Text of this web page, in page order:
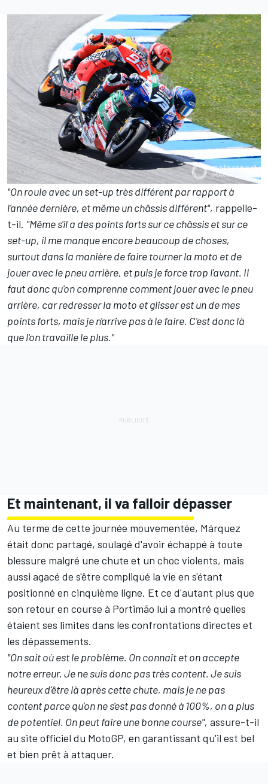
"On roule avec un set-up très différent par rapport à
l'année dernière, et même un châssis différent", rappelle-
t-il. "Même s'il a des points forts sur ce châssis et sur ce
set-up, il me manque encore beaucoup de choses,
surtout dans la manière de faire tourner la moto et de
jouer avec le pneu arrière, et puis je force trop l'avant. Il
faut donc qu'on comprenne comment jouer avec le pneu
arrière, car redresser la moto et glisser est un de mes
points forts, mais je n'arrive pas à le faire. C'est donc là
que l'on travaille le plus."
Et maintenant, il va falloir dépasser
Au terme de cette journée mouvementée, Márquez
était donc partagé, soulagé d'avoir échappé à toute
blessure malgré une chute et un choc violents, mais
aussi agacé de s'être compliqué la vie en s'étant
positionné en cinquième ligne. Et ce d'autant plus que
son retour en course à Portimão lui a montré quelles
étaient ses limites dans les confrontations directes et
les dépassements.
"On sait où est le problème. On connaît et on accepte
notre erreur. Je ne suis donc pas très content. Je suis
heureux d'être là après cette chute, mais je ne pas
content parce qu'on ne s'est pas donné à 100%, on a plus
de potentiel. On peut faire une bonne course", assure-t-il
au site officiel du MotoGP, en garantissant qu'il est bel
et bien prêt à attaquer.